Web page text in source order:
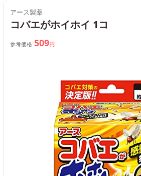
アース製薬
コバエがホイホイ 1コ
参考価格 509円